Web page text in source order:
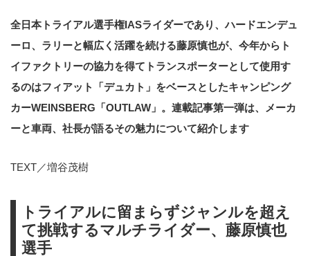
全日本トライアル選手権IASライダーであり、ハードエンデュ
ーロ、ラリーと幅広く活躍を続ける藤原慎也が、今年からト
イファクトリーの協力を得てトランスポーターとして使用す
るのはフィアット「デュカト」をベースとしたキャンピング
カーWEINSBERG「OUTLAW」。連載記事第一弾は、メーカ
ーと車両、社長が語るその魅力について紹介します
TEXT／増谷茂樹
トライアルに留まらずジャンルを超え
て挑戦するマルチライダー、藤原慎也
選手